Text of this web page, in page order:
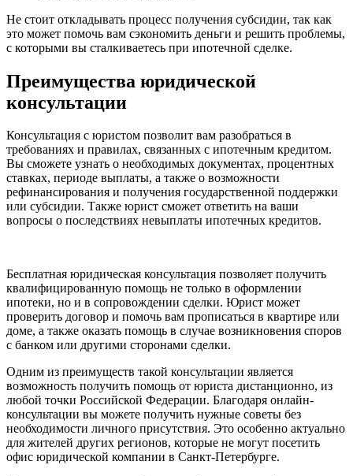
Не стоит откладывать процесс получения субсидии, так как
это может помочь вам сэкономить деньги и решить проблемы,
с которыми вы сталкиваетесь при ипотечной сделке.
Преимущества юридической
консультации
Консультация с юристом позволит вам разобраться в
требованиях и правилах, связанных с ипотечным кредитом.
Вы сможете узнать о необходимых документах, процентных
ставках, периоде выплаты, а также о возможности
рефинансирования и получения государственной поддержки
или субсидии. Также юрист сможет ответить на ваши
вопросы о последствиях невыплаты ипотечных кредитов.
Бесплатная юридическая консультация позволяет получить
квалифицированную помощь не только в оформлении
ипотеки, но и в сопровождении сделки. Юрист может
проверить договор и помочь вам прописаться в квартире или
доме, а также оказать помощь в случае возникновения споров
с банком или другими сторонами сделки.
Одним из преимуществ такой консультации является
возможность получить помощь от юриста дистанционно, из
любой точки Российской Федерации. Благодаря онлайн-
консультации вы можете получить нужные советы без
необходимости личного присутствия. Это особенно актуально
для жителей других регионов, которые не могут посетить
офис юридической компании в Санкт-Петербурге.